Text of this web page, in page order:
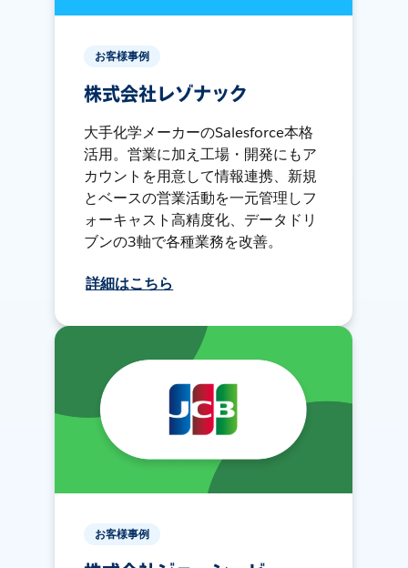
お客様事例
株式会社レゾナック
大手化学メーカーのSalesforce本格
活用。営業に加え工場・開発にもア
カウントを用意して情報連携、新規
とベースの営業活動を一元管理しフ
ォーキャスト高精度化、データドリ
ブンの3軸で各種業務を改善。
詳細はこちら
お客様事例